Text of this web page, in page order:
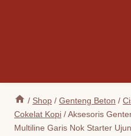
/ Shop / Genteng Beton /
Cokelat Kopi /Aksesoris
Multiline Garis Nok Starter